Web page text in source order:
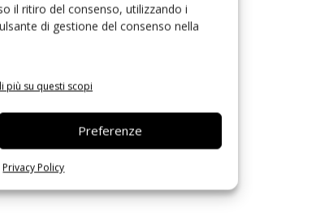
il ritiro del consenso, utilizzando i
di gestione del consenso nella
più su questi scopi
Preferenze
Privacy Policy
insieme sull’IA